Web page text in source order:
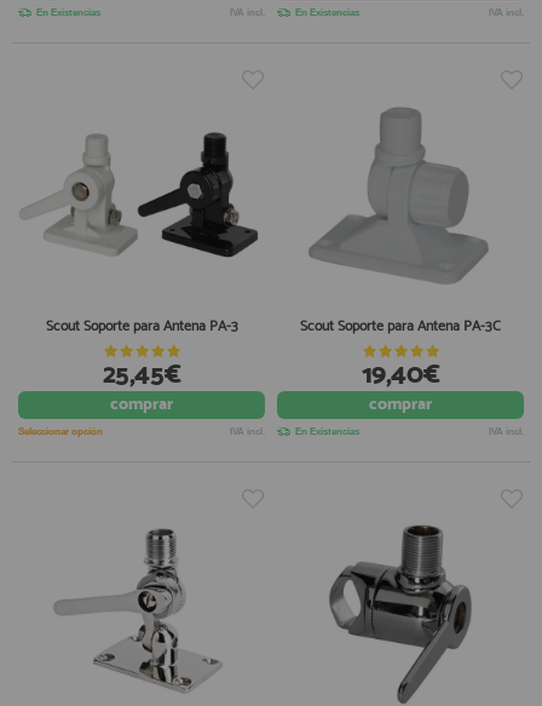
En Existencias IVA incl. En Existencias IVA incl.
Scout Soporte para Antena PA-3
25,45€
comprar
Seleccionar opción IVA incl.
Scout Soporte para Antena PA-3C
19,40€
comprar
En Existencias IVA incl.